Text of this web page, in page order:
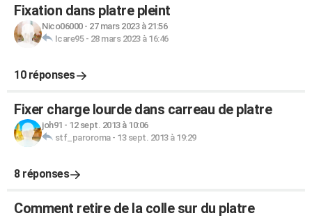
Fixation dans platre pleint
Nico06000- 27 mars 2023 à 21:56
Icare95- 28 mars 2023 à 16:46
10 réponses
Fixer charge lourde dans carreau de platre
joh91 - 12 sept. 2013 à 10:06
stf_paroroma- 13 sept. 2013 à 19:29
8 réponses
Comment retire de la colle sur du platre